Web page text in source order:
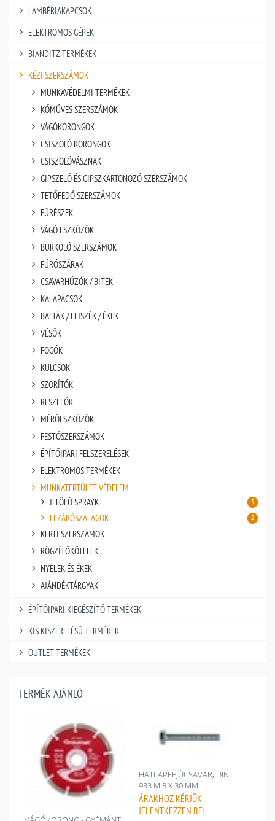
LAMBÉRIAKAPCSOK
ELEKTROMOS GÉPEK
BIANDITZ TERMÉKEK
KÉZI SZERSZÁMOK
MUNKAVÉDELMI TERMÉKEK
KŐMŰVES SZERSZÁMOK
VÁGÓKORONGOK
CSISZOLÓ KORONGOK
CSISZOLÓVÁSZNAK
GIPSZELŐ ÉS GIPSZKARTONOZÓ SZERSZÁMOK
TETŐFEDŐ SZERSZÁMOK
FŰRÉSZEK
VÁGÓ ESZKÖZÖK
BURKOLÓ SZERSZÁMOK
FÚRÓSZÁRAK
CSAVARHÚZÓK / BITEK
KALAPÁCSOK
BALTÁK / FEJSZÉK / ÉKEK
VÉSŐK
FOGÓK
KULCSOK
SZORÍTÓK
RESZELŐK
MÉRŐESZKÖZÖK
FESTŐSZERSZÁMOK
ÉPÍTŐIPARI FELSZERELÉSEK
ELEKTROMOS TERMÉKEK
MUNKATERTÜLET VÉDELEM
JELÖLŐ SPRAYK
3
LEZÁRÓSZALAGOK 2
KERTI SZERSZÁMOK
RÖGZÍTŐKÖTELEK
NYELEK ÉS ÉKEK
AJÁNDÉKTÁRGYAK
ÉPÍTŐIPARI KIEGÉSZÍTŐ TERMÉKEK
KIS KISZERELÉSŰ TERMÉKEK
OUTLET TERMÉKEK
TERMÉK AJÁNLÓ
HATLAPFEJŰCSAVAR, DIN
933 M 8 X 30 MM
ÁRAKHOZ KÉRJÜK
JELENTKEZZEN BE!